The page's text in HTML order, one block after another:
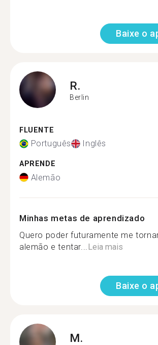
Baixe o
R.
Berlin
FLUENTE
Português Inglês
APRENDE
Alemão
Minhas metas de aprendizado
Quero poder futuramente me
alemão e tentar... Leia mais
Baixe o
M.